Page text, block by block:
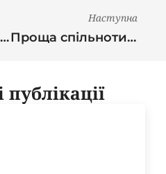
Спільна зустріч матерів спільнот ІФА
Наступна
Проща спільноти “Матері в молитві” до центру паломника блаженного священномученика Симеона Лукача в Старуні